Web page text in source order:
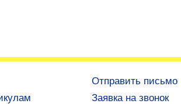
Отправить письмо
Заявка на звонок